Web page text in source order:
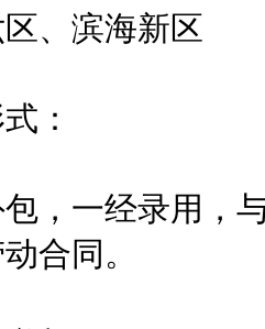
、滨海新区
：
一经录用，与
合同。